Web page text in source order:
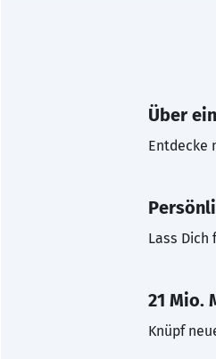
Über
Entdecke
Lass Dich
21 Mio.
Knüpf